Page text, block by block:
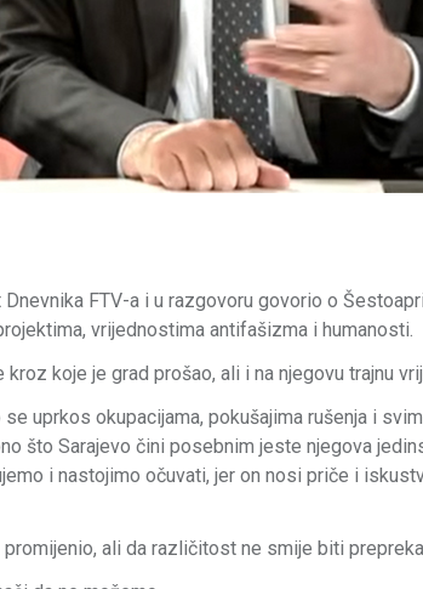
FTV-a i u razgovoru govorio o
vrijednostima antifašizma i humanosti.
koje je grad prošao, ali i na njegovu trajnu
uprkos okupacijama, pokušajima rušenja i
što Sarajevo čini posebnim jeste njegova
i nastojimo očuvati, jer on nosi priče i
ali da različitost ne smije biti